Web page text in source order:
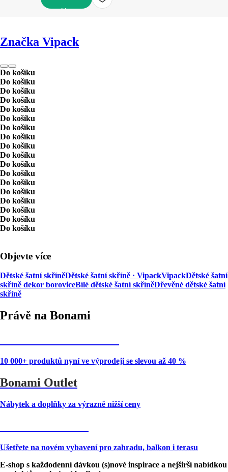
Značka Vipack
Do košíku
Do košíku
Do košíku
Do košíku
Do košíku
Do košíku
Do košíku
Do košíku
Do košíku
Do košíku
Do košíku
Do košíku
Do košíku
Do košíku
Do košíku
Do košíku
Do košíku
Do košíku
Objevte více
Dětské šatní skříněDětské šatní skříně · VipackVipackDětské šatní
skříně dekor boroviceBílé dětské šatní skříněDřevěné dětské šatní
skříně
Právě na Bonami
10 000+ produktů nyní ve výprodeji se slevou až 40 %
Bonami Outlet
Nábytek a doplňky za výrazně nižší ceny
Ušetřete na novém vybavení pro zahradu, balkon i terasu
E-shop s každodenní dávkou (s)nové inspirace a nejširší nabídkou